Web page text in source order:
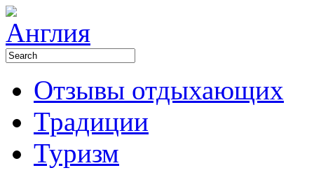
Отзывы отдыхающих
Традиции
Туризм